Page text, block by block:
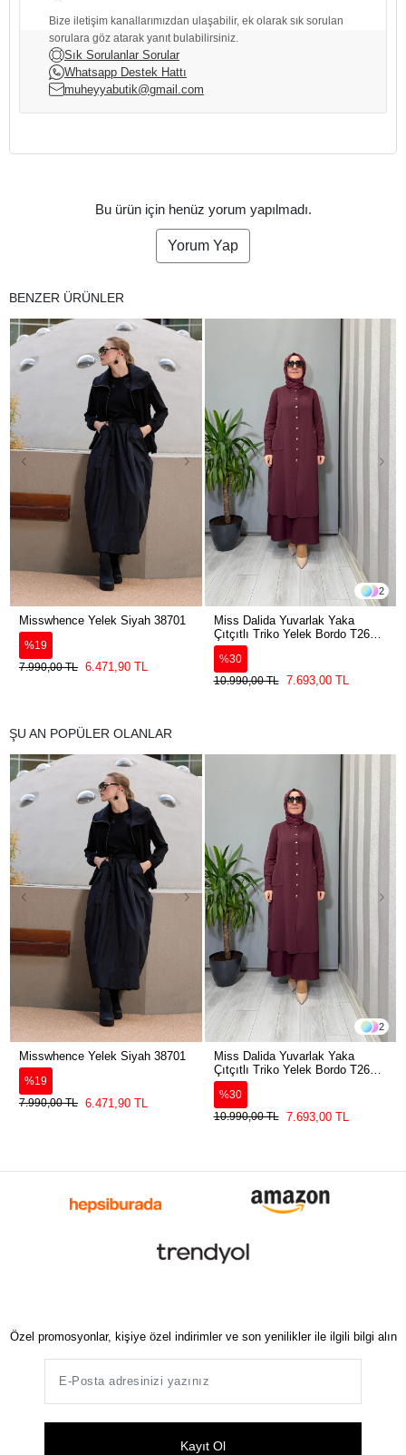
Bize iletişim kanallarımızdan ulaşabilir, ek olarak sık sorulan
sorulara göz atarak yanıt bulabilirsiniz.
Sık Sorulanlar Sorular
Whatsapp Destek Hattı
muheyyabutik@gmail.com
Bu ürün için henüz yorum yapılmadı.
Yorum Yap
BENZER ÜRÜNLER
Misswhence Yelek Siyah 38701
%19
7.990,00 TL 6.471,90 TL
2
Miss Dalida Yuvarlak Yaka
Çıtçıtlı Triko Yelek Bordo T26K-
1002
%30
10.990,00 TL
7.693,00 TL
ŞU AN POPÜLER OLANLAR
Misswhence Yelek Siyah 38701
%19
7.990,00 TL 6.471,90 TL
2
Miss Dalida Yuvarlak Yaka
Çıtçıtlı Triko Yelek Bordo T26K-
1002
%30
10.990,00 TL
7.693,00 TL
Özel promosyonlar, kişiye özel indirimler ve son yenilikler ile ilgili bilgi alın
Kayıt Ol